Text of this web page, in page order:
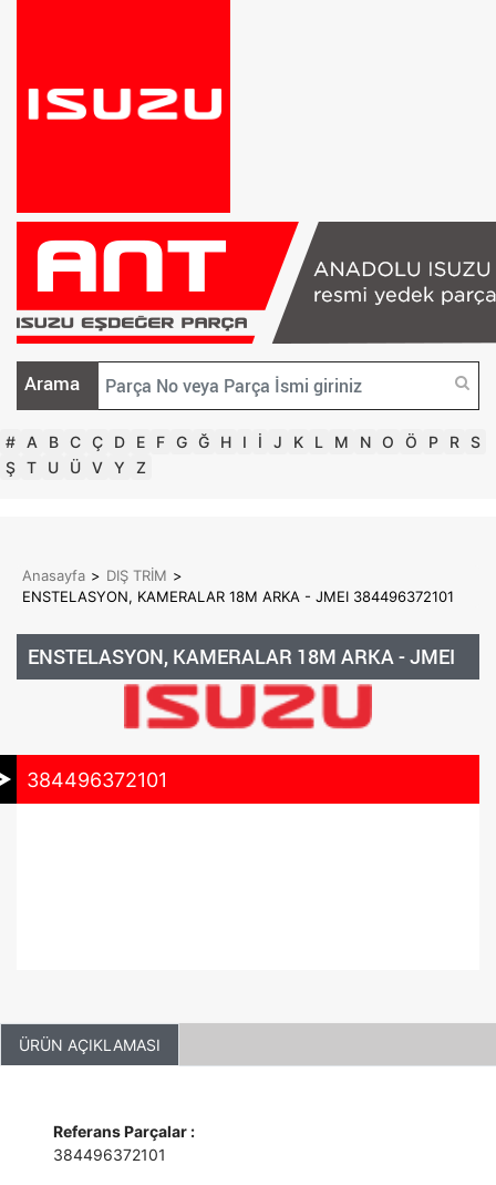
Arama
# A B C Ç D E F G Ğ H I İ J K L M N O Ö P R S
Ş T U Ü V Y Z
Anasayfa > DIŞ TRİM >
ENSTELASYON, KAMERALAR 18M ARKA - JMEI 384496372101
ENSTELASYON, KAMERALAR 18M ARKA - JMEI
384496372101
ÜRÜN AÇIKLAMASI
Referans Parçalar :
384496372101